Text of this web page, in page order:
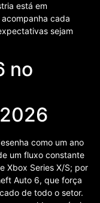
está em
cada
sejam
no
como um ano
um fluxo constante
Xbox Series X/S; por
Auto 6, que força
de todo o setor.